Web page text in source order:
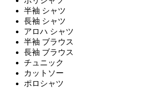
半袖 シャツ
長袖 シャツ
アロハ シャツ
半袖 ブラウス
長袖 ブラウス
チュニック
カットソー
ポロシャツ